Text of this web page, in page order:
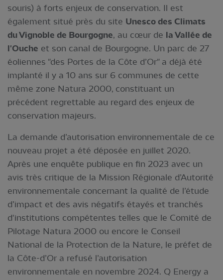
souris) à forts enjeux de conservation. Il est
également situé près du site Unesco des Climats
du Vignoble de Bourgogne, au cœur de la Vallée de
l'Ouche et son canal de Bourgogne. Un parc de 27
éoliennes "des Portes de la Côte d’Or" a déjà été
implanté il y a 10 ans sur 6 communes de cette
même zone Natura 2000, constituant un
précédent regrettable au regard des enjeux de
conservation majeurs.
La demande d’autorisation environnementale de ce
nouveau projet a été déposée en juillet 2020.
Après une enquête publique en fin 2023 avec un
avis très critique de la Mission Régionale d’Autorité
environnementale concernant la qualité de l’étude
d’impact et des avis négatifs étayés et tranchés
d'institutions compétentes telles que le Comité de
Pilotage Natura 2000 ou encore le Conseil
National de la Protection de la Nature, le préfet de
la Côte-d’Or a refusé l’autorisation
environnementale en novembre 2024. Q Energy a